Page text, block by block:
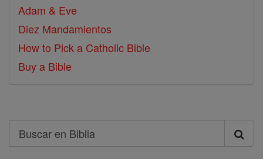
Adam & Eve
Diez Mandamientos
How to Pick a Catholic Bible
Buy a Bible
Search
Buscar